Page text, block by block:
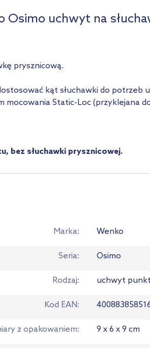
Osimo uchwyt na
prysznicową.
kąt słuchawki do potrzeb
mocowania Static-Loc (przyklejana
bez słuchawki prysznicowej.
Marka Wenko
Seria Osimo
Rodzaj uchwyt
Kod EAN
z opakowaniem 9 x 6 x 9 cm